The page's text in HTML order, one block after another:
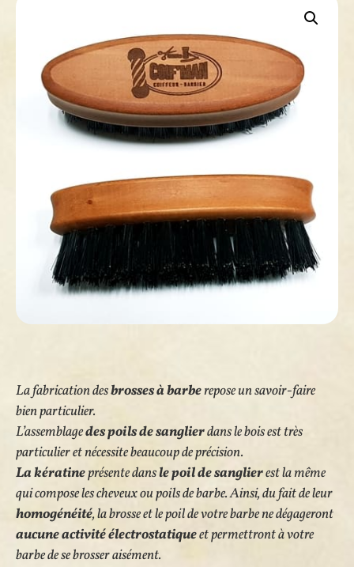
La fabrication desbrosses à barbereposeun savoir-faire
bien particulier.
L’assemblagedes poils de sanglierdans le bois est très
particulier et nécessite beaucoup de précision.
La kératineprésente dansle poil de sanglierest la même
qui compose les cheveux ou poils de barbe. Ainsi, du fait de leur
homogénéité, la brosse et le poil de votre barbe ne dégageront
aucune activité électrostatiqueet permettront à votre
barbe de se brosser aisément.